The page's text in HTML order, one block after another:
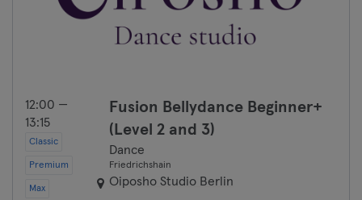
12:00 —
13:15
Classic
Premium
Max
Fusion Bellydance Beginner+
(Level 2 and 3)
Dance
Friedrichshain
Oiposho Studio Berlin
Ratisbonne
Saarbrücken
Saarlouis